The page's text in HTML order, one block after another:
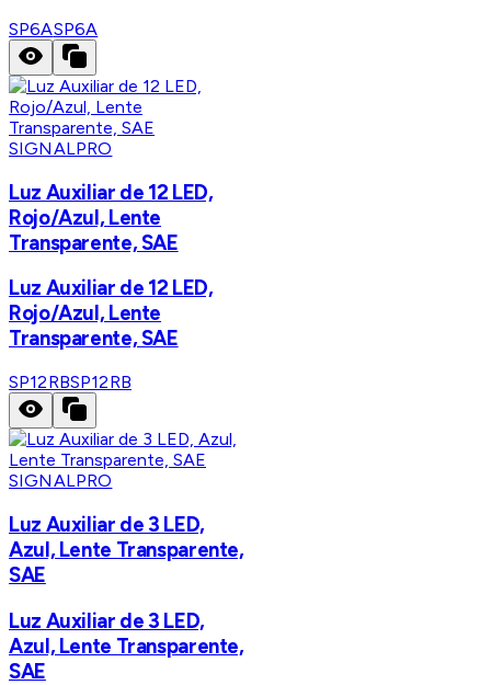
SP6ASP6A
SIGNALPRO
Luz Auxiliar de 12 LED,
Rojo/Azul, Lente
Transparente, SAE
Luz Auxiliar de 12 LED,
Rojo/Azul, Lente
Transparente, SAE
SP12RBSP12RB
SIGNALPRO
Luz Auxiliar de 3 LED,
Azul, Lente Transparente,
SAE
Luz Auxiliar de 3 LED,
Azul, Lente Transparente,
SAE